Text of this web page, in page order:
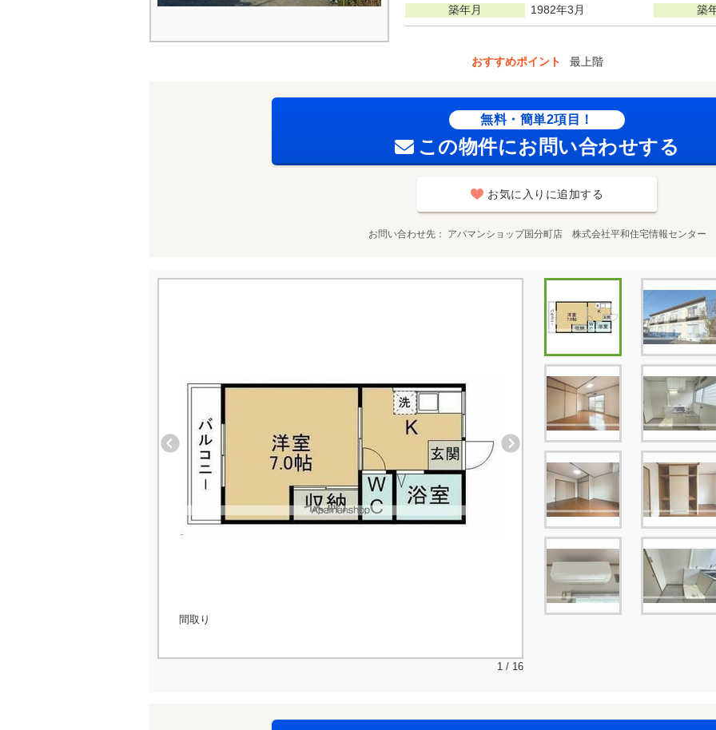
築年月 1982年3月 築
おすすめポイント 最上階
無料・簡単2項目！
この物件にお問い合わせする
お気に入りに追加する
お問い合わせ先 アパマンショップ国分町店 株式会社平和住宅情報センター
間取り
1 / 16